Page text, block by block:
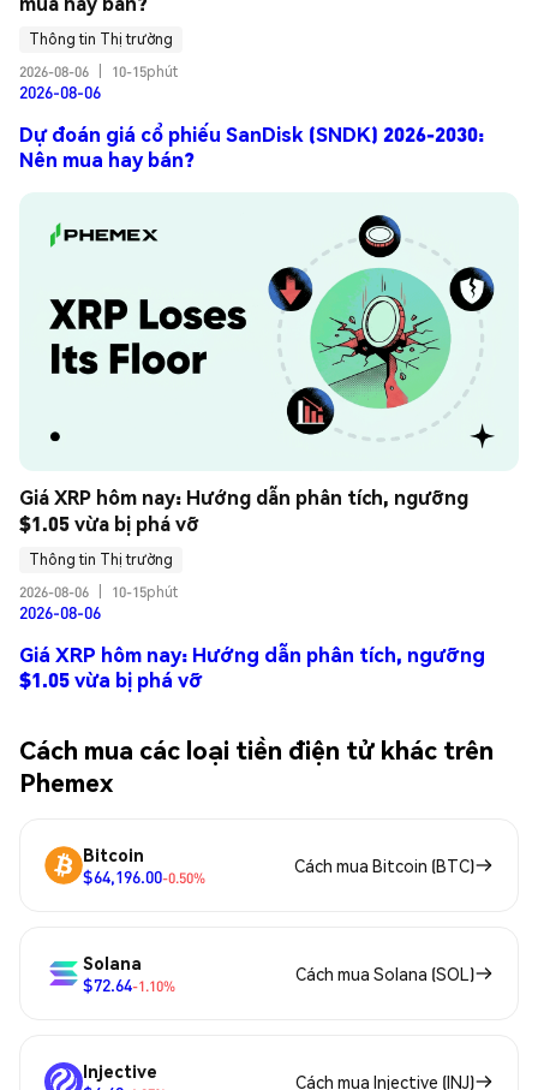
Thông tin Thị trường
2026-08-06
10-15phút
2026-08-06
Dự đoán giá cổ phiếu SanDisk (SNDK) 2026-2030:
Nên mua hay bán?
Giá XRP hôm nay: Hướng dẫn phân tích, ngưỡng
$1.05 vừa bị phá vỡ
Thông tin Thị trường
2026-08-06
10-15phút
2026-08-06
Giá XRP hôm nay: Hướng dẫn phân tích, ngưỡng
$1.05 vừa bị phá vỡ
Cách mua các loại tiền điện tử khác trên
Phemex
Bitcoin
$64,196.00-0.50%
Cách mua Bitcoin (BTC)
Solana
$72.64-1.10%
Cách mua Solana (SOL)
Injective
Cách mua Injective (INJ)